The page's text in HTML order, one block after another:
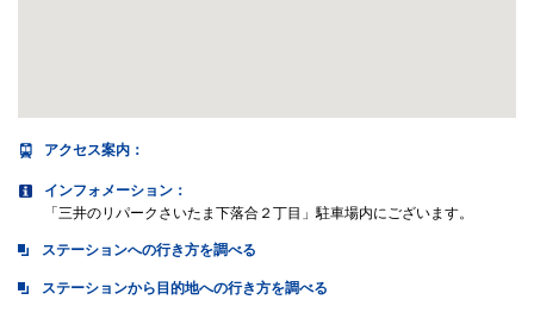
アクセス案内 ：
インフォメーション：
「三井のリパークさいたま下落合２丁目」駐車場内にございます。
ステーションへの行き方を調べる
ステーションから目的地への行き方を調べる